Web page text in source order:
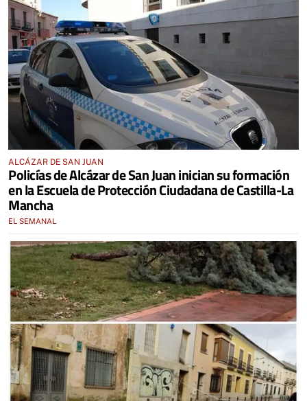
ALCÁZAR DE SAN JUAN
Policías de Alcázar de San Juan inician su formación
en la Escuela de Protección Ciudadana de Castilla-La
Mancha
EL SEMANAL